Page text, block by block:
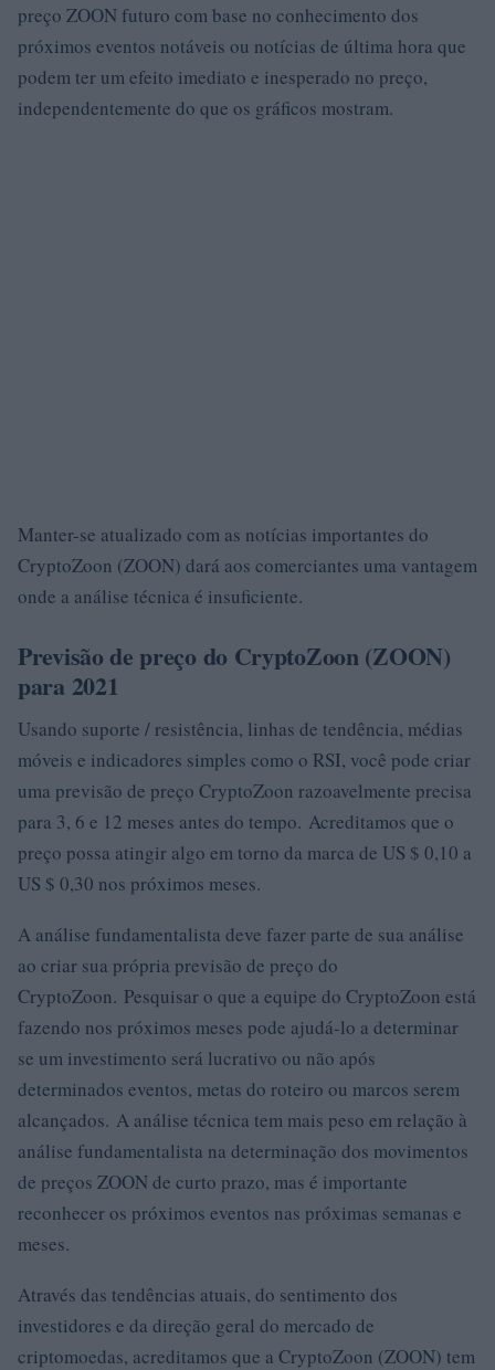
preço ZOON futuro com base no conhecimento dos
próximos eventos notáveis ​​ou notícias de última hora que
podem ter um efeito imediato e inesperado no preço,
independentemente do que os gráficos mostram.
Manter-se atualizado com as notícias importantes do
CryptoZoon (ZOON) dará aos comerciantes uma vantagem
onde a análise técnica é insuficiente.
Previsão de preço do CryptoZoon (ZOON)
para 2021
Usando suporte / resistência, linhas de tendência, médias
móveis e indicadores simples como o RSI, você pode criar
uma previsão de preço CryptoZoon razoavelmente precisa
para 3, 6 e 12 meses antes do tempo. Acreditamos que o
preço possa atingir algo em torno da marca de US $ 0,10 a
US $ 0,30 nos próximos meses.
A análise fundamentalista deve fazer parte de sua análise
ao criar sua própria previsão de preço do
CryptoZoon. Pesquisar o que a equipe do CryptoZoon está
fazendo nos próximos meses pode ajudá-lo a determinar
se um investimento será lucrativo ou não após
determinados eventos, metas do roteiro ou marcos serem
alcançados. A análise técnica tem mais peso em relação à
análise fundamentalista na determinação dos movimentos
de preços ZOON de curto prazo, mas é importante
reconhecer os próximos eventos nas próximas semanas e
meses.
Através das tendências atuais, do sentimento dos
investidores e da direção geral do mercado de
criptomoedas, acreditamos que a CryptoZoon (ZOON) tem